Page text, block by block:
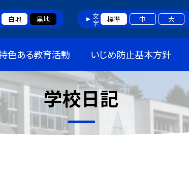
白地 黒地 文字 標準 中 大
色ある教育活動 いじめ防止基本方針
学校日記